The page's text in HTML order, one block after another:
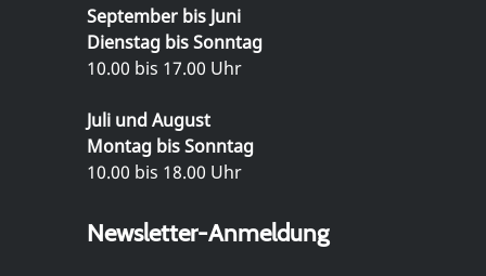
September bis Juni
Dienstag bis Sonntag
10.00 bis 17.00 Uhr
Juli und August
Montag bis Sonntag
10.00 bis 18.00 Uhr
Newsletter-Anmeldung